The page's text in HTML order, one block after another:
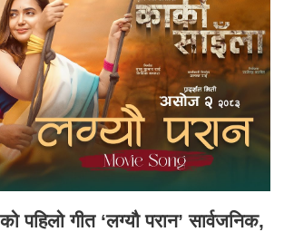
पहिलो गीत ‘लग्यौ परान’ सार्वजनिक,